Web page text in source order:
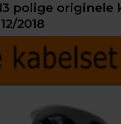
polige originele
2018